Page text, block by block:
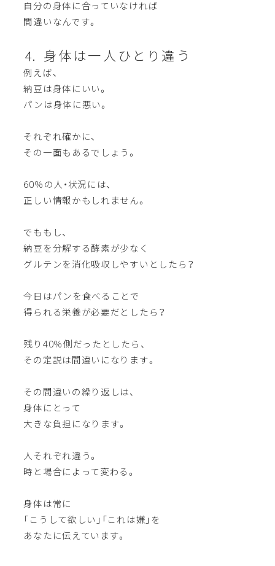
自分の身体に合っていなければ
間違いなんです。
⒋ 身体は一人ひとり違う
例えば、
納豆は身体にいい。
パンは身体に悪い。
それぞれ確かに、
その一面もあるでしょう。
60％の人・状況には、
正しい情報かもしれません。
でももし、
納豆を分解する酵素が少なく
グルテンを消化吸収しやすいとしたら？
今日はパンを食べることで
得られる栄養が必要だとしたら？
残り40％側だったとしたら、
その定説は間違いになります。
その間違いの繰り返しは、
身体にとって
大きな負担になります。
人それぞれ違う。
時と場合によって変わる。
身体は常に
「こうして欲しい」「これは嫌」を
あなたに伝えています。